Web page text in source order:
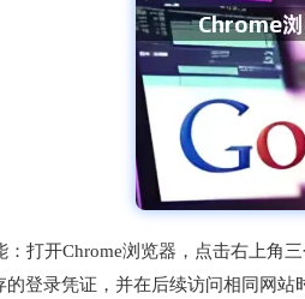
打开Chrome浏览器，点击右上角
登录凭证，并在后续访问相同网站